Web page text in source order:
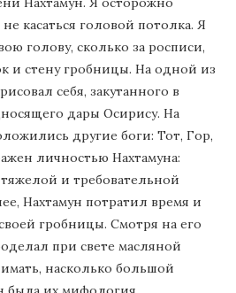
касаться головой потолка. Я
голову, сколько за росписи,
и стену гробницы. На одной из
себя, закутанного в
дары Осирису. На
другие боги: Тот, Гор,
личностью Нахтамуна:
и требовательной
Нахтамун потратил время и
гробницы. Смотря на его
при свете масляной
насколько большой